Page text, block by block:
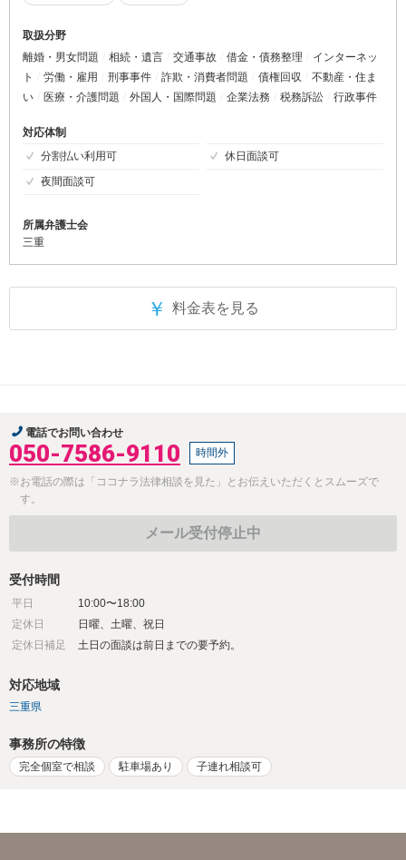
取扱分野
離婚・男女問題
相続・遺言 交通事故 借金・債務整理
インターネッ
ト
労働・雇用 刑事事件 詐欺・消費者問題 債権回収
不動産・住ま
い
医療・介護問題 外国人・国際問題 企業法務 税務訴訟 行政事件
対応体制
分割払い利用可
休日面談可
夜間面談可
所属弁護士会
三重
￥ 料金表を見る
電話でお問い合わせ
050-7586-9110 時間外
※お電話の際は「ココナラ法律相談を見た」とお伝えいただくとスムーズで
す。
メール受付停止中
受付時間
平日
10:00〜18:00
定休日
日曜、土曜、祝日
定休日補足
土日の面談は前日までの要予約。
対応地域
三重県
事務所の特徴
完全個室で相談 駐車場あり 子連れ相談可